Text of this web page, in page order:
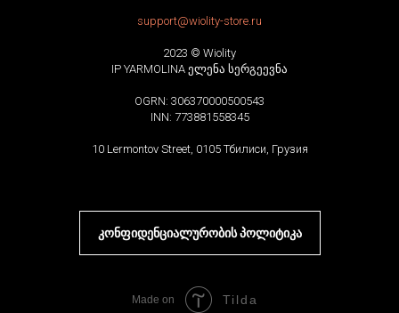
support@wiolity-store.ru
2023 © Wiolity
IP YARMOLINA ელენა სერგეევნა
OGRN: 306370000500543
INN: 773881558345
10 Lermontov Street, 0105 Тбилиси, Грузия
კონფიდენციალურობის პოლიტიკა
Made on Tilda